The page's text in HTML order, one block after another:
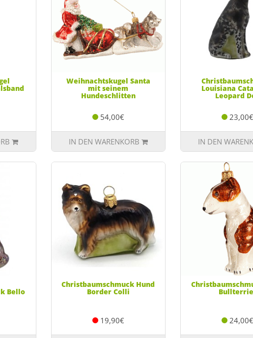
Weihnachtskugel Santa
mit seinem
Hundeschlitten
54,00€
IN DEN WARENKORB
Louisiana
Leopard
23,00€
IN DEN
Bello
Christbaumschmuck Hund
Border Colli
19,90€ 24,00€